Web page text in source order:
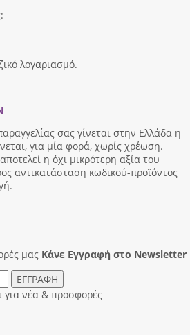
λογαριασμό.
σας γίνεται στην Ελλάδα η
για μία φορά, χωρίς χρέωση.
η όχι μικρότερη αξία του
αντικατάσταση κωδικού-προϊόντος
μας Κάνε Eγγραφή στο Newsletter
ΕΓΓΡΑΦΗ
νέα & προσφορές